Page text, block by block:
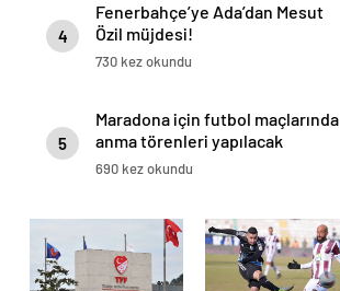
4
Fenerbahçe’ye Ada’dan Mesut
Özil müjdesi!
730 kez okundu
5
Maradona için futbol maçlarında
anma törenleri yapılacak
690 kez okundu